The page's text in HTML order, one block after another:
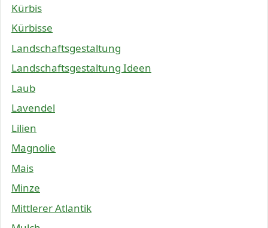
Kürbis
Kürbisse
Landschaftsgestaltung
Landschaftsgestaltung Ideen
Laub
Lavendel
Lilien
Magnolie
Mais
Minze
Mittlerer Atlantik